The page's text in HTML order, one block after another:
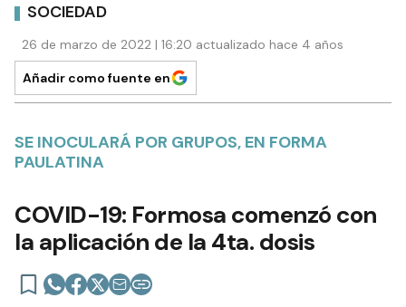
SOCIEDAD
26 de marzo de 2022 | 16:20 actualizado hace 4 años
Añadir como fuente en
SE INOCULARÁ POR GRUPOS, EN FORMA
PAULATINA
COVID-19: Formosa comenzó con
la aplicación de la 4ta. dosis